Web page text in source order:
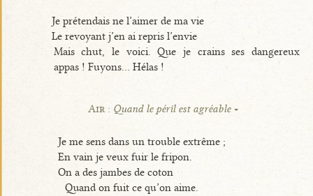
Je prétendais ne l’aimer de ma vie
Le revoyant j’en ai repris l’envie
Mais chut, le voici. Que je crains ses dangereux
appas ! Fuyons... Hélas !
Air : Quand le péril est agréable
Je me sens dans un trouble extrême ;
En vain je veux fuir le fripon.
On a des jambes de coton
Quand on fuit ce qu’on aime.